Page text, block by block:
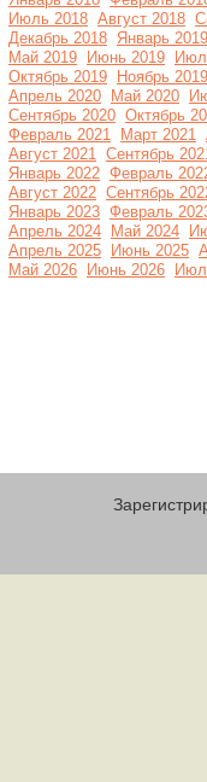
Июль 2018 Август 2018
Декабрь 2018 Январь 2019
Май 2019 Июнь 2019
Октябрь 2019
Ноябрь 2019
Апрель 2020 Май 2020
Сентябрь 2020 Октябрь
Февраль 2021 Март 2021
Август 2021 Сентябрь
Январь 2022 Февраль
Август 2022 Сентябрь
Январь 2023 Февраль
Апрель 2024 Май 2024
Апрель 2025 Июнь 2025
Май 2026 Июнь 2026